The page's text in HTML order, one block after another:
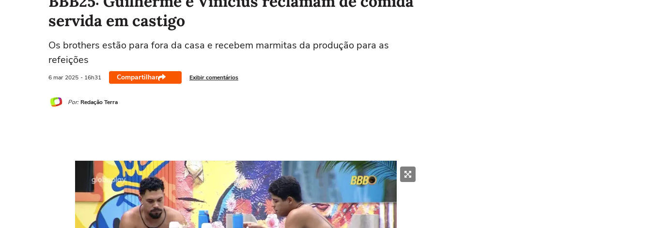
servida em castigo
Os brothers estão para fora da casa e recebem marmitas da produção para as
refeições
6 mar 2025 - 16h31 Compartilhar Exibir comentários
Por: Redação Terra